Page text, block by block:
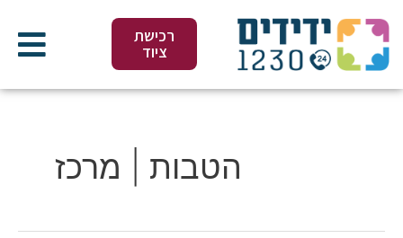
לתוכן
רכישת
ציוד
הטבות | מרכז